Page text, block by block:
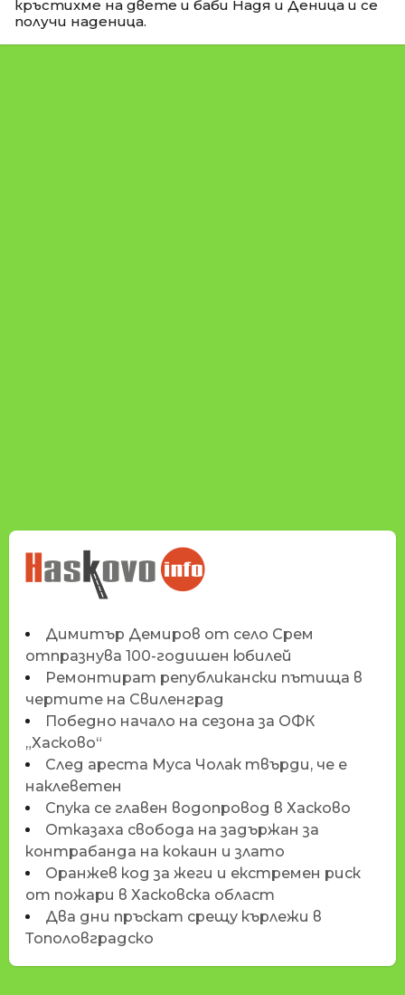
кръстихме на двете и баби Надя и Деница и се
получи наденица.
НОВИНИТЕ НА
HASKOVO.INFO
Димитър Демиров от село Срем
отпразнува 100-годишен юбилей
Ремонтират републикански пътища в
чертите на Свиленград
Победно начало на сезона за ОФК
„Хасково“
След ареста Муса Чолак твърди, че е
наклеветен
Спука се главен водопровод в Хасково
Отказаха свобода на задържан за
контрабанда на кокаин и злато
Оранжев код за жеги и екстремен риск
от пожари в Хасковска област
Два дни пръскат срещу кърлежи в
Тополовградско